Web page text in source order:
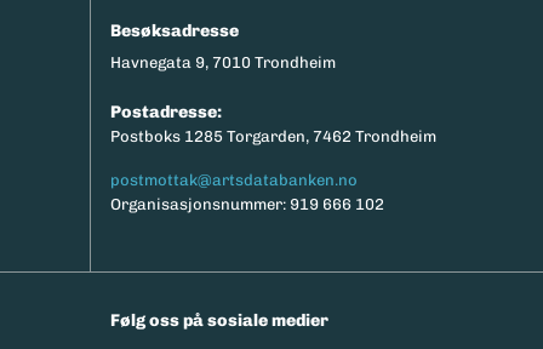
Besøksadresse
Havnegata 9, 7010 Trondheim
Postadresse:
Postboks 1285 Torgarden, 7462 Trondheim
postmottak@artsdatabanken.no
Organisasjonsnummer: 919 666 102
Følg oss på sosiale medier